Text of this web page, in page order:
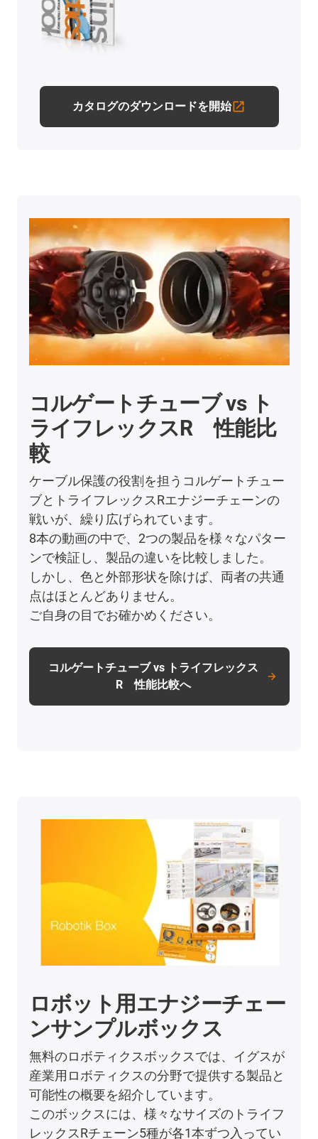
カタログのダウンロードを開始
コルゲートチューブ vs ト
ライフレックスR 性能比
較
ケーブル保護の役割を担うコルゲートチュー
ブとトライフレックスRエナジーチェーンの
戦いが、繰り広げられています。
8本の動画の中で、2つの製品を様々なパター
ンで検証し、製品の違いを比較しました。
しかし、色と外部形状を除けば、両者の共通
点はほとんどありません。
ご自身の目でお確かめください。
コルゲートチューブ vs トライフレックス
R 性能比較へ
ロボット用エナジーチェー
ンサンプルボックス
無料のロボティクスボックスでは、イグスが
産業用ロボティクスの分野で提供する製品と
可能性の概要を紹介しています。
このボックスには、様々なサイズのトライフ
レックスRチェーン5種が各1本ずつ入ってい